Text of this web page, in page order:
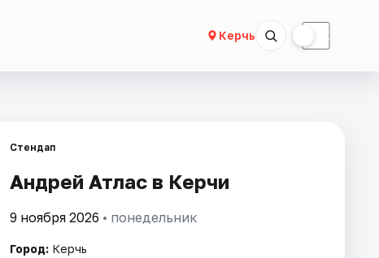
Керчь ☾
Стендап
Андрей Атлас в Керчи
9 ноября 2026 • понедельник
Город: Керчь